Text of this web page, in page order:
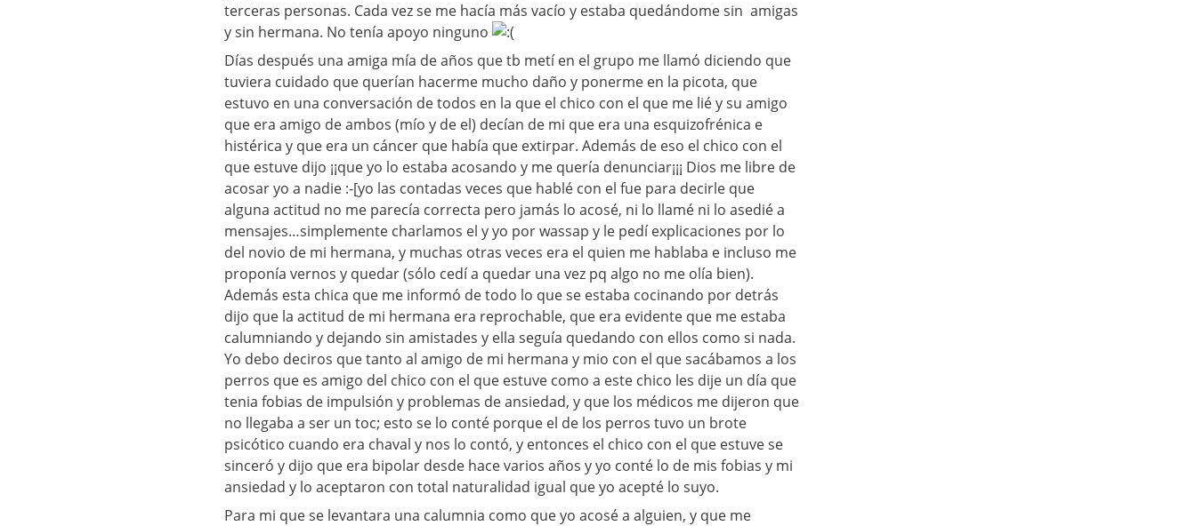
terceras personas. Cada vez se me hacía más vacío y estaba quedándome sin amigas
y sin hermana. No tenía apoyo ninguno
Días después una amiga mía de años que tb metí en el grupo me llamó diciendo que
tuviera cuidado que querían hacerme mucho daño y ponerme en la picota, que
estuvo en una conversación de todos en la que el chico con el que me lié y su amigo
que era amigo de ambos (mío y de el) decían de mi que era una esquizofrénica e
histérica y que era un cáncer que había que extirpar. Además de eso el chico con el
que estuve dijo ¡¡que yo lo estaba acosando y me quería denunciar¡¡¡ Dios me libre de
acosar yo a nadie :-[yo las contadas veces que hablé con el fue para decirle que
alguna actitud no me parecía correcta pero jamás lo acosé, ni lo llamé ni lo asedié a
mensajes…simplemente charlamos el y yo por wassap y le pedí explicaciones por lo
del novio de mi hermana, y muchas otras veces era el quien me hablaba e incluso me
proponía vernos y quedar (sólo cedí a quedar una vez pq algo no me olía bien).
Además esta chica que me informó de todo lo que se estaba cocinando por detrás
dijo que la actitud de mi hermana era reprochable, que era evidente que me estaba
calumniando y dejando sin amistades y ella seguía quedando con ellos como si nada.
Yo debo deciros que tanto al amigo de mi hermana y mio con el que sacábamos a los
perros que es amigo del chico con el que estuve como a este chico les dije un día que
tenia fobias de impulsión y problemas de ansiedad, y que los médicos me dijeron que
no llegaba a ser un toc; esto se lo conté porque el de los perros tuvo un brote
psicótico cuando era chaval y nos lo contó, y entonces el chico con el que estuve se
sinceró y dijo que era bipolar desde hace varios años y yo conté lo de mis fobias y mi
ansiedad y lo aceptaron con total naturalidad igual que yo acepté lo suyo.
Para mi que se levantara una calumnia como que yo acosé a alguien, y que me